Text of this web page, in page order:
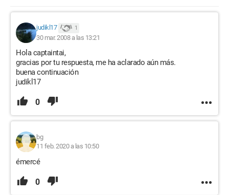
judikl17 1
30 mar. 2008 a las 13:21
Hola captaintai,
gracias por tu respuesta, me ha aclarado aún más.
buena continuación
judikl17
0
bg
11 feb. 2020 a las 10:50
émercé
0